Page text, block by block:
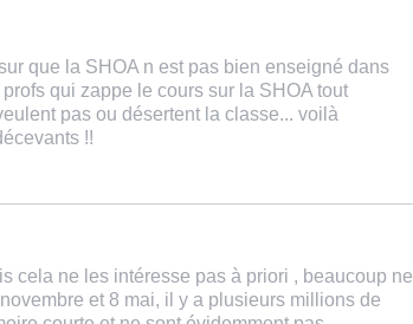
que la SHOA n est pas bien enseigné dans
qui zappe le cours sur la SHOA tout
pas ou désertent la classe... voilà
!!
cela ne les intéresse pas à priori , beaucoup ne
et 8 mai, il y a plusieurs millions de